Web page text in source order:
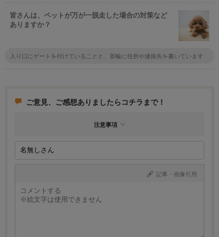
無理に入れるのはNGだと思うな。
皆さんは、ペットが万が一脱走した場合の対策など
ありますか？
入り口にゲートを付けていることと、首輪に住所や連絡先を書いています
なんでしょうけど。
ご意見、ご感想ありましたらコチラまで！
注意事項
記事・画像引用